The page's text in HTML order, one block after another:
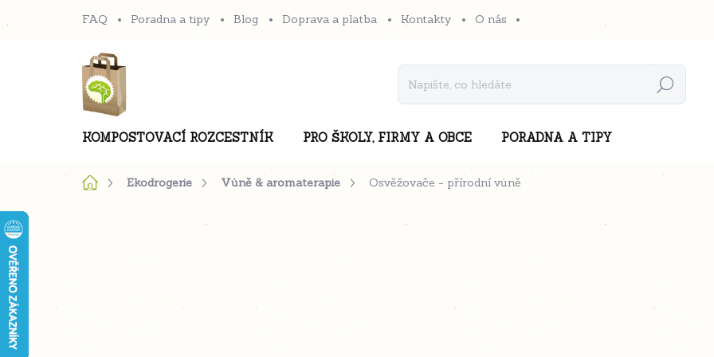
na
FAQ Poradna a tipy Blog Doprava a platba Kontakty O nás
Hledat
KOMPOSTOVACÍ ROZCESTNÍK PRO ŠKOLY, FIRMY A OBCE PORADNA A TIPY
DomůEkodrogerie Vůně & aromaterapie Osvěžovače - přírodní vůně